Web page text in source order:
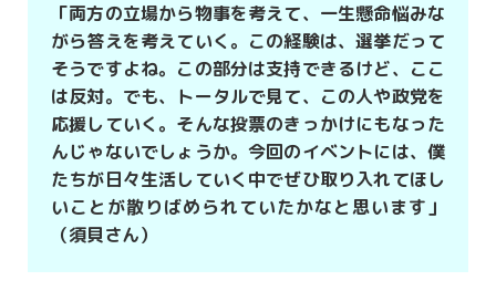
「両方の立場から物事を考えて、一生懸命悩みな
がら答えを考えていく。この経験は、選挙だって
そうですよね。この部分は支持できるけど、ここ
は反対。でも、トータルで見て、この人や政党を
応援していく。そんな投票のきっかけにもなった
んじゃないでしょうか。今回のイベントには、僕
たちが日々生活していく中でぜひ取り入れてほし
いことが散りばめられていたかなと思います」
（須貝さん）